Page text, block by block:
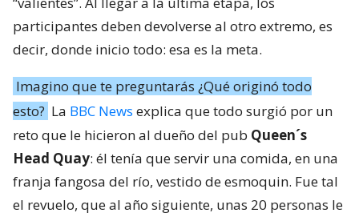
participantes deben devolverse al otro extremo, es
decir, donde inicio todo: esa es la meta.
Imagino que te preguntarás ¿Qué originó todo
esto? La BBC News explica que todo surgió por un
reto que le hicieron al dueño del pub Queen´s
Head Quay: él tenía que servir una comida, en una
franja fangosa del río, vestido de esmoquin. Fue tal
el revuelo, que al año siguiente, unas 20 personas le